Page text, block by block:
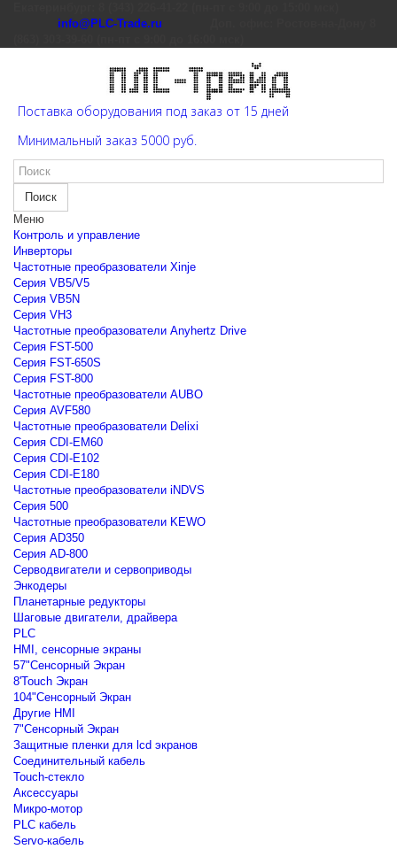
info@PLC-Trade.ru
Поставка оборудования под заказ от 15 дней
Минимальный заказ 5000 руб.
Поиск
Меню
Контроль и управление
Инверторы
Частотные преобразователи Xinje
Cерия VB5/V5
Cерия VB5N
Cерия VH3
Частотные преобразователи Anyhertz Drive
Серия FST-500
Серия FST-650S
Серия FST-800
Частотные преобразователи AUBO
Серия AVF580
Частотные преобразователи Delixi
Серия CDI-EM60
Серия CDI-E102
Серия CDI-E180
Частотные преобразователи iNDVS
Серия 500
Частотные преобразователи KEWO
Серия AD350
Серия AD-800
Серводвигатели и сервоприводы
Энкодеры
Планетарные редукторы
Шаговые двигатели, драйвера
PLC
HMI, сенсорные экраны
57"Сенсорный Экран
8'Touch Экран
104"Сенсорный Экран
Другие HMI
7"Сенсорный Экран
Защитные пленки для lcd экранов
Соединительный кабель
Touch-стекло
Аксессуары
Микро-мотор
PLC кабель
Servo-кабель